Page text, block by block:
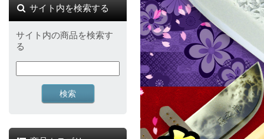
サイト内を検索する
サイト内の商品を検索す
る